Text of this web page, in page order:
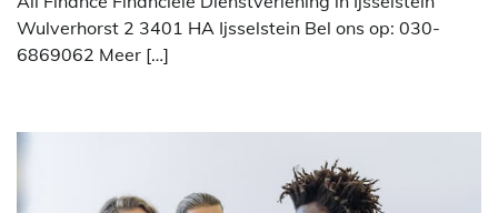
Wulverhorst 2 3401 HA Ijsselstein Bel ons op: 030-
6869062 Meer […]